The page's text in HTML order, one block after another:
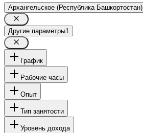
Архангельское (Республика Башкортостан)
Другие параметры1
График
Рабочие часы
Опыт
Тип занятости
Уровень дохода